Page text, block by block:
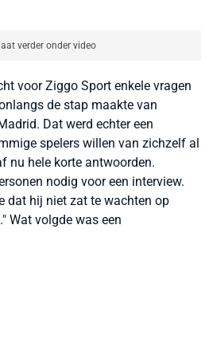
verder onder video
voor Ziggo Sport enkele vragen
de stap maakte van
Dat werd echter een
spelers willen van zichzelf al
nu hele korte antwoorden.
nodig voor een interview.
dat hij niet zat te wachten op
Wat volgde was een